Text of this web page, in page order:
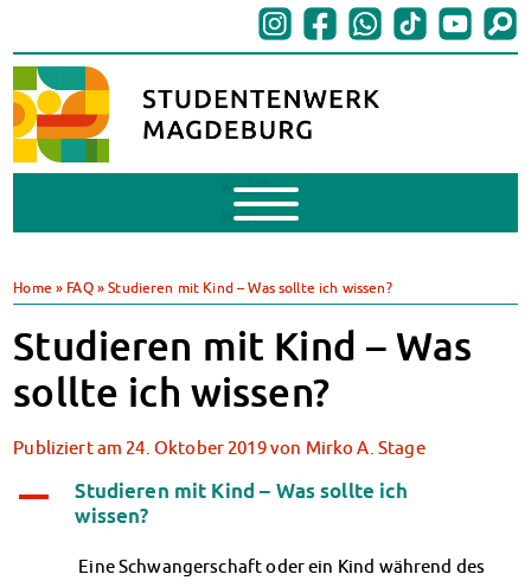
Mobile
Menu
BAföG beantragen
BAföG-FAQs
Dokumente
BAföG-Sprechstunden
Kredite & Stipendien
Mensen & Cafeterien
Heute in unseren Mensen
JoGo – Studibar + Eventspace
Mensa-FAQs
Home » FAQ»Studieren mit Kind – Was sollte ich wissen?
Studieren mit Kind – Was
sollte ich wissen?
Publiziert am 24. Oktober 2019von Mirko A. Stage
A
Studieren mit Kind – Was sollte ich
wissen?
Eine Schwangerschaft oder ein Kind während des